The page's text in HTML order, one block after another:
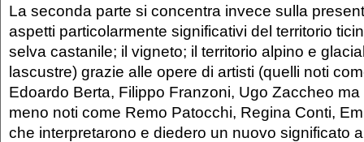
La seconda parte si concentra invece sulla
aspetti particolarmente significativi del territorio
selva castanile; il vigneto; il territorio alpino e
lascustre) grazie alle opere di artisti (quelli noti
Edoardo Berta, Filippo Franzoni, Ugo Zaccheo
meno noti come Remo Patocchi, Regina Conti,
che interpretarono e diedero un nuovo significato